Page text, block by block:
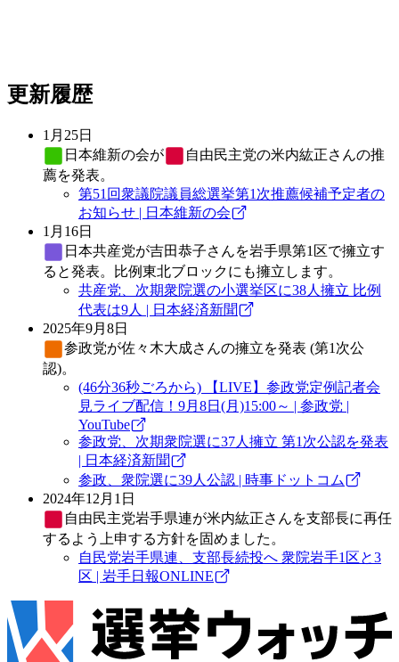
更新履歴
1月25日
日本維新の会が 自由民主党の米内紘正さんの推
薦を発表。
第51回衆議院議員総選挙第1次推薦候補予定者の
お知らせ | 日本維新の会
1月16日
日本共産党が吉田恭子さんを岩手県第1区で擁立す
ると発表。比例東北ブロックにも擁立します。
共産党、次期衆院選の小選挙区に38人擁立 比例
代表は9人 | 日本経済新聞
2025年9月8日
参政党が佐々木大成さんの擁立を発表 (第1次公
認)。
(46分36秒ごろから) 【LIVE】参政党定例記者会
見ライブ配信！9月8日(月)15:00～ | 参政党 |
YouTube
参政党、次期衆院選に37人擁立 第1次公認を発表
| 日本経済新聞
参政、衆院選に39人公認 | 時事ドットコム
2024年12月1日
自由民主党岩手県連が米内紘正さんを支部長に再任
するよう上申する方針を固めました。
自民党岩手県連、支部長続投へ 衆院岩手1区と3
区 | 岩手日報ONLINE